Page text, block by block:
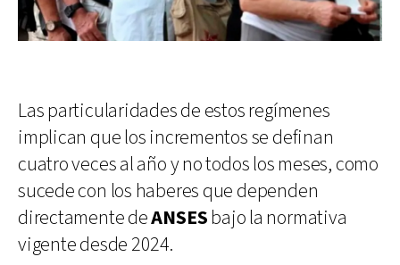
Las particularidades de estos regímenes
implican que los incrementos se definan
cuatro veces al año y no todos los meses, como
sucede con los haberes que dependen
directamente deANSESbajo la normativa
vigente desde 2024.